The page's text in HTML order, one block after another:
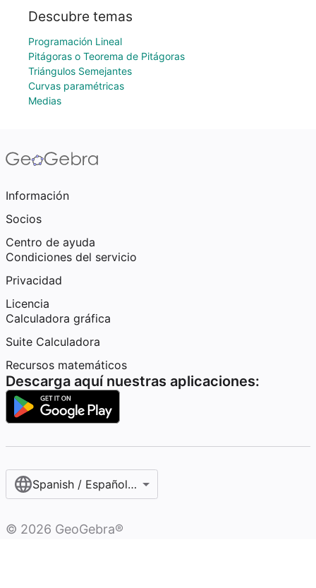
Descubre temas
Programación Lineal
Pitágoras o Teorema de Pitágoras
Triángulos Semejantes
Curvas paramétricas
Medias
Información
Socios
Centro de ayuda
Condiciones del servicio
Privacidad
Licencia
Calculadora gráfica
Suite Calculadora
Recursos matemáticos
Descarga aquí nuestras aplicaciones:
Spanish / Español (internacional)
© 2026 GeoGebra®